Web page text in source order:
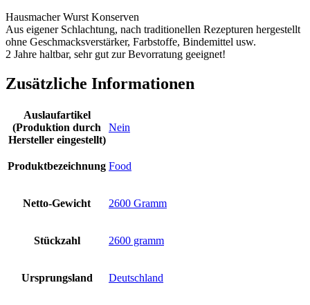
Hausmacher Wurst Konserven
Aus eigener Schlachtung, nach traditionellen Rezepturen hergestellt
ohne Geschmacksverstärker, Farbstoffe, Bindemittel usw.
2 Jahre haltbar, sehr gut zur Bevorratung geeignet!
Zusätzliche Informationen
Auslaufartikel
(Produktion durch
Hersteller eingestellt)
‎Nein
Produktbezeichnung ‎Food
Netto-Gewicht ‎2600 Gramm
Stückzahl ‎2600 gramm
Ursprungsland ‎Deutschland